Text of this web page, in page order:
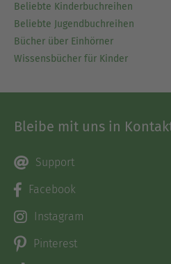
Beliebte Kinderbuchreihen
Beliebte Jugendbuchreihen
Bücher über Einhörner
Wissensbücher für Kinder
Bleibe mit uns in
Support
Facebook
Instagram
Pinterest